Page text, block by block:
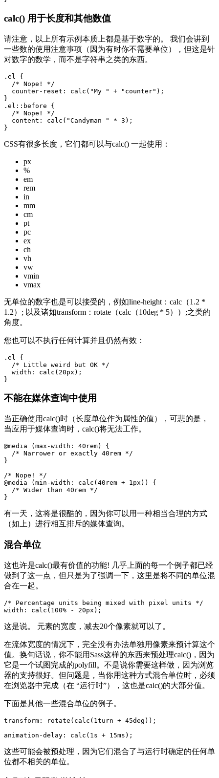
calc() 用于长度和其他数值
请注意，以上所有示例本质上都是基于数字的。 我们会讲到
一些数的使用注意事项（因为有时你不需要单位），但这是针
对数字的数学，而不是字符串之类的东西。
.el {
  /* Nope! */
  counter-reset: calc("My " + "counter");
}
.el::before {
  /* Nope! */
  content: calc("Candyman " * 3);
}
CSS有很多长度，它们都可以与calc() 一起使用：
px
%
em
rem
in
mm
cm
pt
pc
ex
ch
vh
vw
vmin
vmax
无单位的数字也是可以接受的，例如line-height：calc（1.2 *
1.2）; 以及诸如transform：rotate（calc（10deg * 5））;之类的
角度。
您也可以不执行任何计算并且仍然有效：
.el {
  /* Little weird but OK */
  width: calc(20px);
}
不能在媒体查询中使用
当正确使用calc()时（长度单位作为属性的值），可悲的是，
当应用于媒体查询时，calc()将无法工作。
@media (max-width: 40rem) {
  /* Narrower or exactly 40rem */
}
/* Nope! */
@media (min-width: calc(40rem + 1px)) {
  /* Wider than 40rem */
}
有一天，这将是很酷的，因为你可以用一种相当合理的方式
（如上）进行相互排斥的媒体查询。
混合单位
这也许是calc()最有价值的功能! 几乎上面的每一个例子都已经
做到了这一点，但只是为了强调一下，这里是将不同的单位混
合在一起。
/* Percentage units being mixed with pixel units */
width: calc(100% - 20px);
这是说。 元素的宽度，减去20个像素就可以了。
在流体宽度的情况下，完全没有办法单独用像素来预计算这个
值。换句话说，你不能用Sass这样的东西来预处理calc()，因为
它是一个试图完成的polyfill。不是说你需要这样做，因为浏览
器的支持很好。但问题是，当你用这种方式混合单位时，必须
在浏览器中完成（在 “运行时”），这也是calc()的大部分值。
下面是其他一些混合单位的例子。
transform: rotate(calc(1turn + 45deg));
animation-delay: calc(1s + 15ms);
这些可能会被预处理，因为它们混合了与运行时确定的任何单
位都不相关的单位。